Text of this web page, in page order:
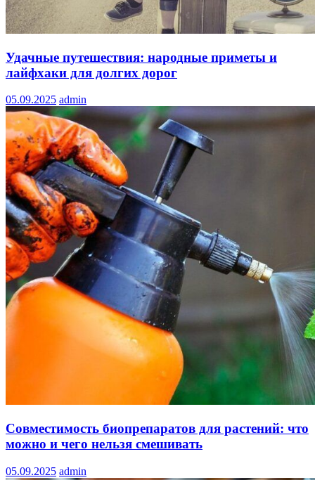
Удачные путешествия: народные приметы и
лайфхаки для долгих дорог
05.09.2025 admin
Совместимость биопрепаратов для растений: что
можно и чего нельзя смешивать
05.09.2025 admin